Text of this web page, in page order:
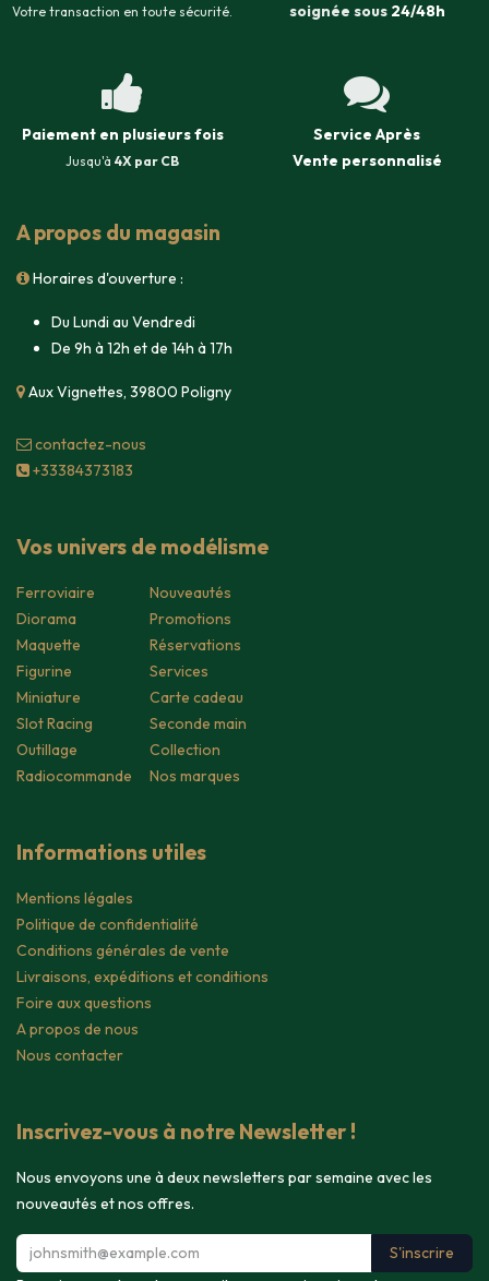
Votre transaction en toute sécurité.
soignée sous 24/48h
Paiement en plusieurs fois
Jusqu'à 4X par CB
Service Après
Vente personnalisé
A propos du magasin
Horaires d'ouverture :
Du Lundi au Vendredi
De 9h à 12h et de 14h à 17h
Aux Vignettes, 39800 Poligny
contacte​z-nous
+33384373183
Vos univers de modélisme
Ferroviaire
Diorama
Maquette
Figurine
Miniature
Slot Racing
Outillage
Radiocommande
Nouveautés
Promotions
Réservations
Services
Carte cadeau
Seconde main
Collection
Nos marques
Informations utiles
Mentions légales
Politique de confidentialité
Conditions générales de vente
Livraisons, expéditions et conditions
Foire aux questions
A propos de nous
Nous contacter
Inscrivez-vous à notre Newsletter !
Nous envoyons une à deux newsletters par semaine avec les
nouveautés et nos offres.
S'inscrire